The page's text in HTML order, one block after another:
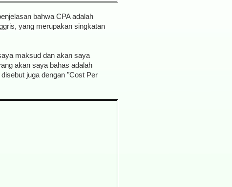
bahwa CPA adalah
yang merupakan singkatan
maksud dan akan saya
akan saya bahas adalah
juga dengan "Cost Per